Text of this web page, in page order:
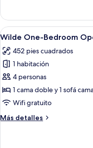
Studio
Accessible
Abrir
todas
las
fotos
de
Wilde
One-
Open-
12
Wilde One-Bedroom
452 pies cuadrados
1 habitación
4 personas
1 cama doble y 1 sofá
Wifi gratuito
Más detalles
Más